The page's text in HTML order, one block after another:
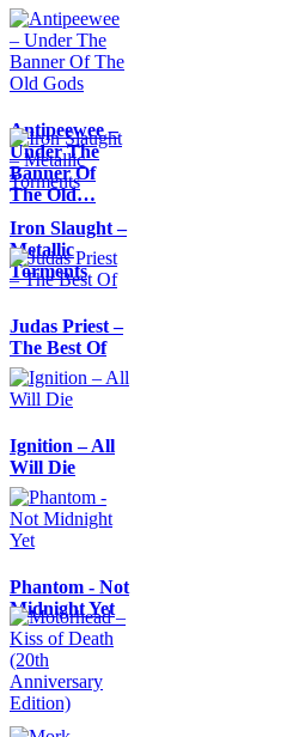
Antipeewee –
Under The
Banner Of
The Old…
Iron Slaught –
Metallic
Torments
Judas Priest –
The Best Of
Ignition – All
Will Die
Phantom - Not
Midnight Yet